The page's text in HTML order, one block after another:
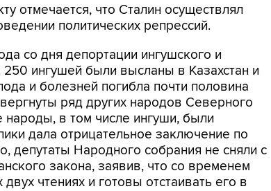
отмечается, что Сталин осуществлял
политических репрессий.
со дня депортации ингушского и
250 ингушей были высланы в Казахстан и
и болезней погибла почти половина
ряд других народов Северного
народы, в том числе ингуши, были
дала отрицательное заключение по
депутаты Народного собрания не сняли с
закона, заявив, что со временем
чтениях и готовы отстаивать его в